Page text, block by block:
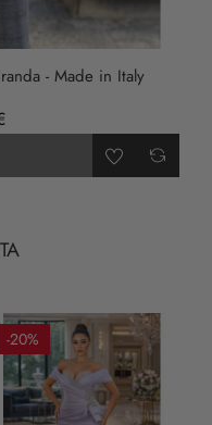
- Made in Italy
-20%